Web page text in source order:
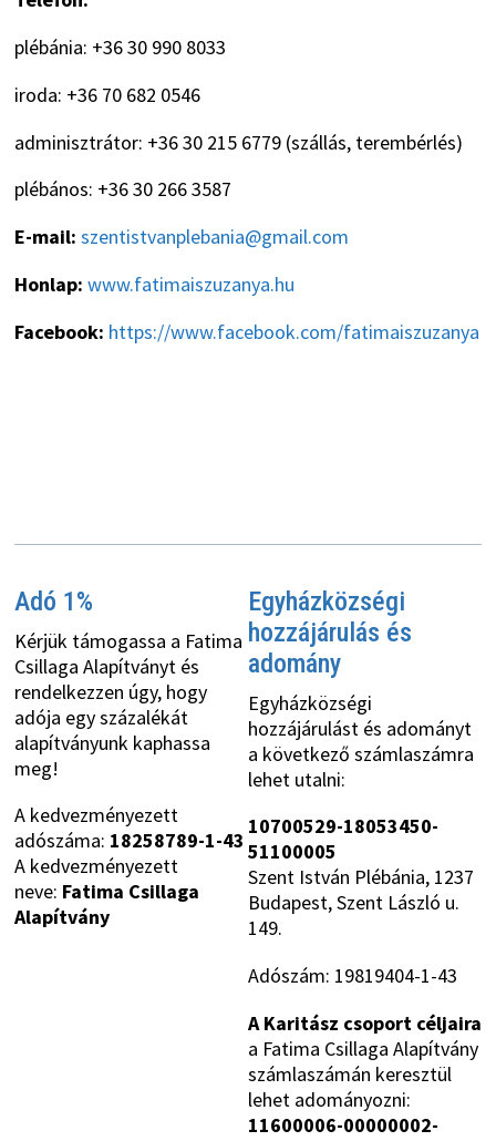
plébánia: +36 30 990 8033
iroda: +36 70 682 0546
adminisztrátor: +36 30 215 6779 (szállás, terembérlés)
plébános: +36 30 266 3587
E-mail: szentistvanplebania@gmail.com
Honlap: www.fatimaiszuzanya.hu
Facebook: https://www.facebook.com/fatimaiszuzanya
Adó 1%
Kérjük támogassa a Fatima
Csillaga Alapítványt és
rendelkezzen úgy, hogy
adója egy százalékát
alapítványunk kaphassa
meg!
A kedvezményezett
adószáma: 18258789-1-43
A kedvezményezett
neve: Fatima Csillaga
Alapítvány
Egyházközségi
hozzájárulás és
adomány
Egyházközségi
hozzájárulást és adományt
a következő számlaszámra
lehet utalni:
10700529-18053450-
51100005
Szent István Plébánia, 1237
Budapest, Szent László u.
149.
Adószám: 19819404-1-43
A Karitász csoport céljaira
a Fatima Csillaga Alapítvány
számlaszámán keresztül
lehet adományozni:
11600006-00000002-